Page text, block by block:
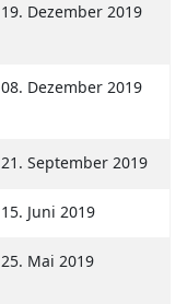
19. Dezember 2019
08. Dezember 2019
21. September 2019
15. Juni 2019
25. Mai 2019